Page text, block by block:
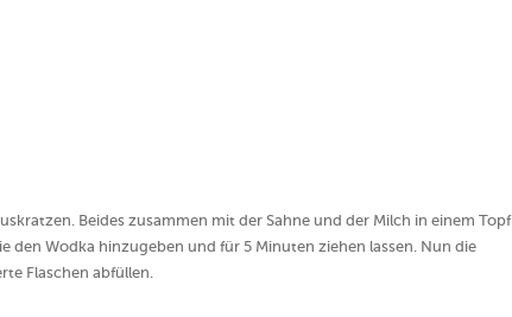
Beides zusammen mit der Sahne und der Milch in einem Topf
den Wodka hinzugeben und für 5 Minuten ziehen lassen. Nun die
Flaschen abfüllen.